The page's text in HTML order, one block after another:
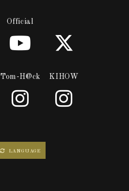
Official
Tom-H@ck KIHOW
LANGUAGE